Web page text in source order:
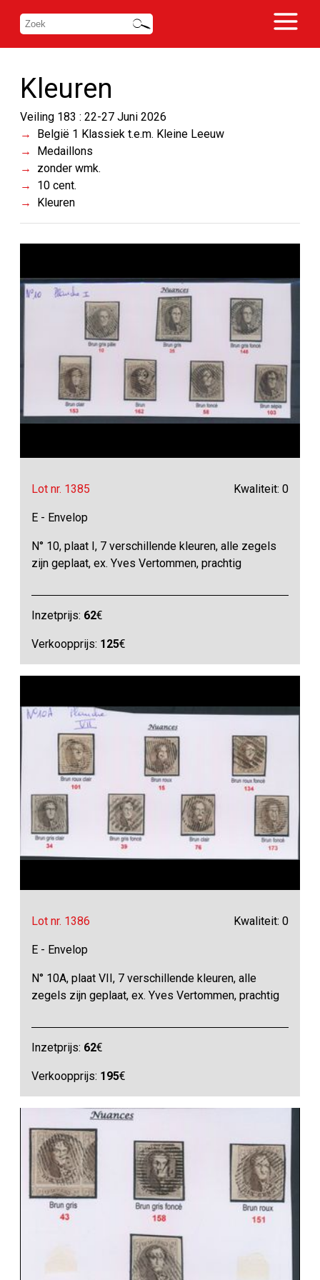
Kleuren
Veiling 183 : 22-27 Juni 2026
België 1 Klassiek t.e.m. Kleine Leeuw
Medaillons
zonder wmk.
10 cent.
Kleuren
Lot nr. 1385 Kwaliteit: 0
E - Envelop
N° 10, plaat I, 7 verschillende kleuren, alle zegels
zijn geplaat, ex. Yves Vertommen, prachtig
Inzetprijs: 62€
Verkoopprijs: 125€
Lot nr. 1386 Kwaliteit: 0
E - Envelop
N° 10A, plaat VII, 7 verschillende kleuren, alle
zegels zijn geplaat, ex. Yves Vertommen, prachtig
Inzetprijs: 62€
Verkoopprijs: 195€